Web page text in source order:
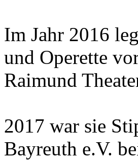
Im Jahr 2016
und Operette
Raimund
2017 war sie
Bayreuth e.V.